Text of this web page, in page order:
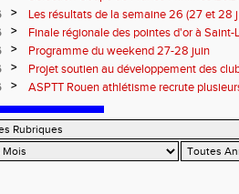
>
Les résultats de la semaine 26 (27 et 28
>
Finale régionale des pointes d'or à
informations
>
Programme du weekend 27-28 juin
>
Projet soutien au développement des
> ASPTT Rouen athlétisme recrute